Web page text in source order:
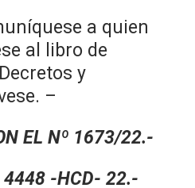
a quien
al libro de
y
–
EL Nº 1673/22.-
4448 -HCD- 22.-